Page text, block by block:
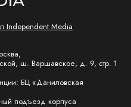
Independent Media
ш. Варшавское, д. 9, стр. 1
БЦ «Даниловская
подъезд корпуса